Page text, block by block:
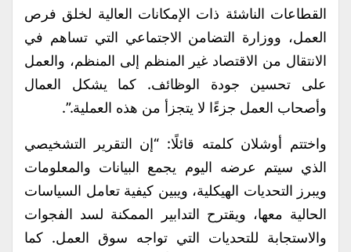
القطاعات الناشئة ذات الإمكانات العالية لخلق فرص
العمل، ووزارة التضامن الاجتماعي التي تساهم في
الانتقال من الاقتصاد غير المنظم إلى المنظم، والعمل
على تحسين جودة الوظائف. كما يشكل العمال
وأصحاب العمل جزءًا لا يتجزأ من هذه العملية.”.
واختتم أوشلان كلمته قائلًا: “إن التقرير التشخيصي
الذي سيتم عرضه اليوم يجمع البيانات والمعلومات
ويبرز التحديات الهيكلية، ويبين كيفية تعامل السياسات
الحالية معها، ويقترح التدابير الممكنة لسد الفجوات
والاستجابة للتحديات التي تواجه سوق العمل. كما